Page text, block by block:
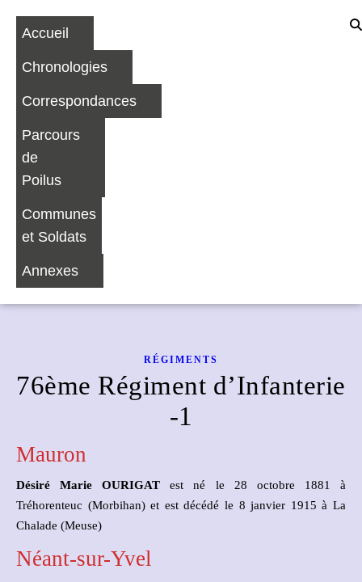
Accueil
Chronologies
Correspondances
Parcours
de
Poilus
Communes
et Soldats
Annexes
RÉGIMENTS
76ème Régiment d’Infanterie
-1
Mauron
Désiré Marie OURIGAT est né le 28 octobre 1881 à
Tréhorenteuc (Morbihan) et est décédé le 8 janvier 1915 à La
Chalade (Meuse)
Néant-sur-Yvel